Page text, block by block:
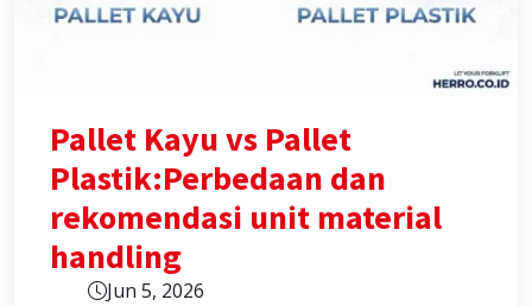
Pallet Kayu vs Pallet
Plastik:Perbedaan dan
rekomendasi unit material
handling
Jun 5, 2026